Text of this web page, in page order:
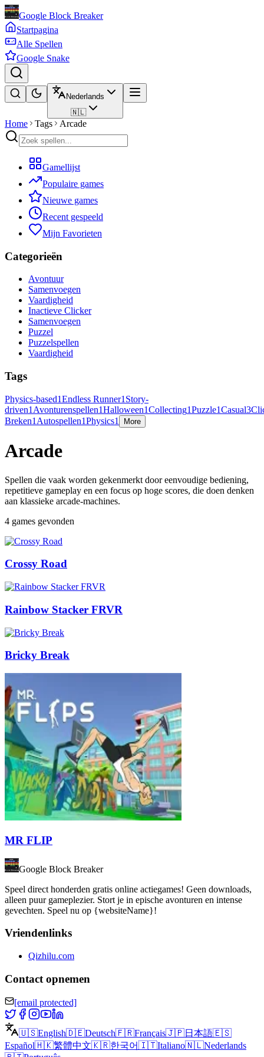
Google Block Breaker
Startpagina
Alle Spellen
Google Snake
Nederlands
🇳🇱
Home Tags Arcade
Gamellijst
Populaire games
Nieuwe games
Recent gespeeld
Mijn Favorieten
Categorieën
Avontuur
Samenvoegen
Vaardigheid
Inactieve Clicker
Samenvoegen
Puzzel
Puzzelspellen
Vaardigheid
Tags
Physics-based1Endless Runner1 Story-
driven1 Avonturenspellen1Halloween1Collecting1Puzzle1Casual3
Breken1 Autospellen1Physics1 More
Arcade
Spellen die vaak worden gekenmerkt door eenvoudige bediening,
repetitieve gameplay en een focus op hoge scores, die doen denken
aan klassieke arcade-machines.
4 games gevonden
Crossy Road
Rainbow Stacker FRVR
Bricky Break
MR FLIP
Google Block Breaker
Speel direct honderden gratis online actiegames! Geen downloads,
alleen puur gameplezier. Stort je in epische avonturen en intense
gevechten. Speel nu op {websiteName}!
Vriendenlinks
Qizhilu.com
Contact opnemen
[email protected]
🇺🇸English🇩🇪Deutsch🇫🇷Français🇯🇵日本語🇪🇸
Español🇭🇰繁體中文🇰🇷한국어🇮🇹Italiano🇳🇱Nederlands